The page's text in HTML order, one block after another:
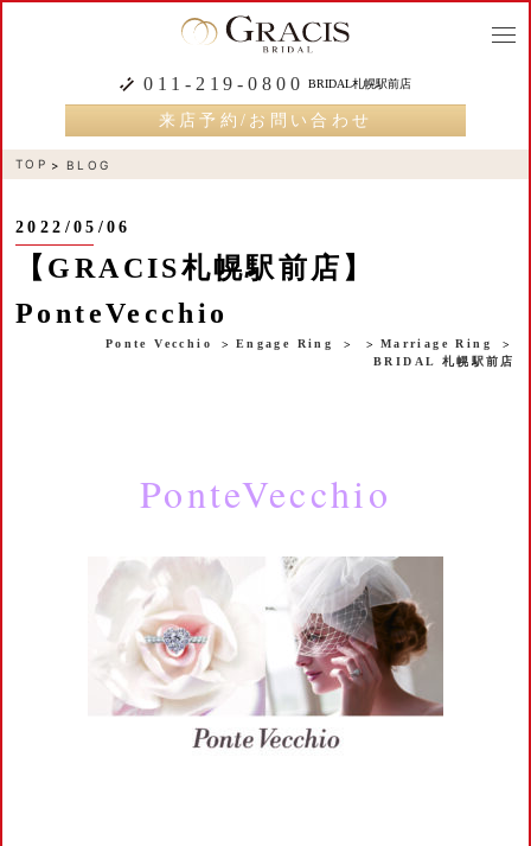
011-219-0800 BRIDAL札幌駅前店
来店予約/お問い合わせ
TOP BLOG
2022/05/06
【GRACIS札幌駅前店】
PonteVecchio
Ponte Vecchio Engage Ring
Marriage Ring
BRIDAL 札幌駅前店
PonteVecchio